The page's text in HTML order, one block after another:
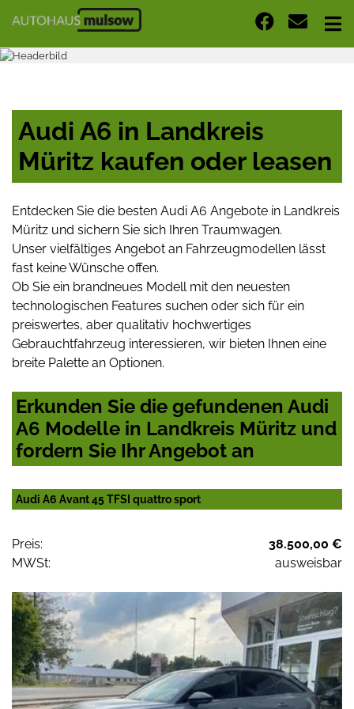
Audi A6 in Landkreis
Müritz kaufen oder leasen
Entdecken Sie die besten Audi A6 Angebote in Landkreis
Müritz und sichern Sie sich Ihren Traumwagen.
Unser vielfältiges Angebot an Fahrzeugmodellen lässt
fast keine Wünsche offen.
Ob Sie ein brandneues Modell mit den neuesten
technologischen Features suchen oder sich für ein
preiswertes, aber qualitativ hochwertiges
Gebrauchtfahrzeug interessieren, wir bieten Ihnen eine
breite Palette an Optionen.
Erkunden Sie die gefundenen Audi
A6 Modelle in Landkreis Müritz und
fordern Sie Ihr Angebot an
Audi A6 Avant 45 TFSI quattro sport
Preis:
38.500,00 €
MWSt:
ausweisbar